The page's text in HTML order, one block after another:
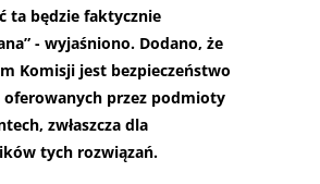
ta będzie faktycznie
- wyjaśniono. Dodano, że
Komisji jest bezpieczeństwo
oferowanych przez podmioty
zwłaszcza dla
tych rozwiązań.